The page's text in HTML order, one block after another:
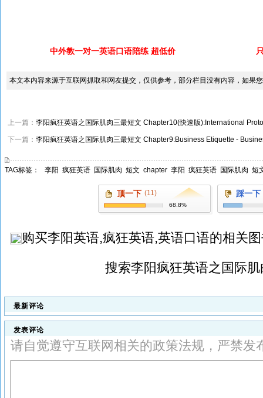
中外教一对一英语口语陪练 超低价
本文本内容来源于互联网抓取和网友提交，仅供参考，部分栏目没有内容，如果
上一篇： 李阳疯狂英语之国际肌肉三最短文 Chapter10(快速版):International
下一篇： 李阳疯狂英语之国际肌肉三最短文 Chapter9:Business Etiquette -
TAG标签： 李阳 疯狂英语 国际肌肉 短文 chapter 李阳 疯狂英语 国际肌肉 短
顶一下 (11)
68.8%
踩一下
购买李阳英语,疯狂英语,英语口语的相关
搜索李阳疯狂英语之国际
最新评论
发表评论
请自觉遵守互联网相关的政策法规，严禁发